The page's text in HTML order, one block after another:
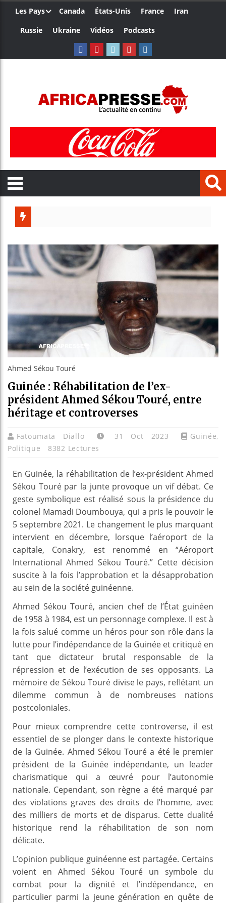
Les Pays Canada États-Unis France
Iran
Russie
Ukraine Vidéos Podcasts
Guinée
Ahmed Sékou Touré
Guinée : Réhabilitation de l’ex-
président Ahmed Sékou Touré, entre
héritage et controverses
Fatoumata Diallo 31 Oct 2023 Guinée,
Politique
8382 Lectures
En Guinée, la réhabilitation de l’ex-président Ahmed
Sékou Touré par la junte provoque un vif débat. Ce
geste symbolique est réalisé sous la présidence du
colonel Mamadi Doumbouya, qui a pris le pouvoir le
5 septembre 2021. Le changement le plus marquant
intervient en décembre, lorsque l’aéroport de la
capitale, Conakry, est renommé en “Aéroport
International Ahmed Sékou Touré.” Cette décision
suscite à la fois l’approbation et la désapprobation
au sein de la société guinéenne.
Ahmed Sékou Touré, ancien chef de l’État guinéen
de 1958 à 1984, est un personnage complexe. Il est à
la fois salué comme un héros pour son rôle dans la
lutte pour l’indépendance de la Guinée et critiqué en
tant que dictateur brutal responsable de la
répression et de l’exécution de ses opposants. La
mémoire de Sékou Touré divise le pays, reflétant un
dilemme commun à de nombreuses nations
postcoloniales.
Pour mieux comprendre cette controverse, il est
essentiel de se plonger dans le contexte historique
de la Guinée. Ahmed Sékou Touré a été le premier
président de la Guinée indépendante, un leader
charismatique qui a œuvré pour l’autonomie
nationale. Cependant, son règne a été marqué par
des violations graves des droits de l’homme, avec
des milliers de morts et de disparus. Cette dualité
historique rend la réhabilitation de son nom
délicate.
L’opinion publique guinéenne est partagée. Certains
voient en Ahmed Sékou Touré un symbole du
combat pour la dignité et l’indépendance, en
particulier parmi la jeune génération en quête de